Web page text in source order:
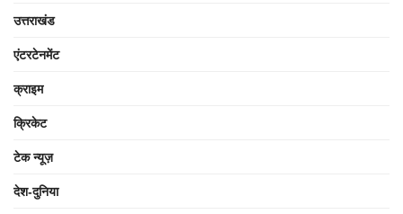
उत्तराखंड
एंटरटेनमेंट
क्राइम
क्रिकेट
टेक न्यूज़
देश-दुनिया